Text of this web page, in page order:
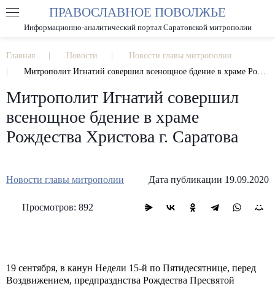
РАЗМЕР ШРИФТА А А
ПРАВОСЛАВНОЕ ПОВОЛЖЬЕ
Информационно-аналитический портал Саратовской митрополии
Главная Новости
Новости главы митрополии
Митрополит Игнатий совершил всенощное бдение в храме Рождества Христова г. Саратова
Митрополит Игнатий совершил
всенощное бдение в храме
Рождества Христова г. Саратова
Новости главы митрополии Дата публикации 19.09.2020
Просмотров: 892
19 сентября, в канун Недели 15-й по Пятидесятнице, перед
Воздвижением, предпразднства Рождества Пресвятой